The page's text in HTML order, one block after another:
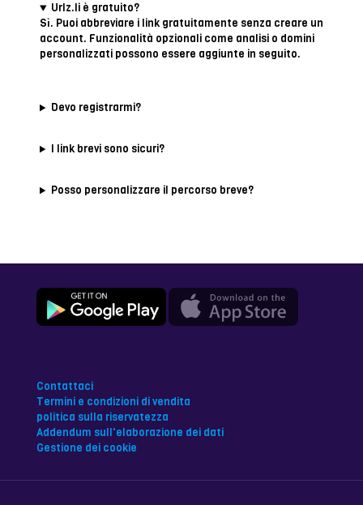
Urlz.li è gratuito?
Sì. Puoi abbreviare i link gratuitamente senza creare un
account. Funzionalità opzionali come analisi o domini
personalizzati possono essere aggiunte in seguito.
Devo registrarmi?
I link brevi sono sicuri?
Posso personalizzare il percorso breve?
Contattaci
Termini e condizioni di vendita
politica sulla riservatezza
Addendum sull'elaborazione dei dati
Gestione dei cookie